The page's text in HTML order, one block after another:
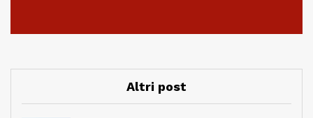
Altri post